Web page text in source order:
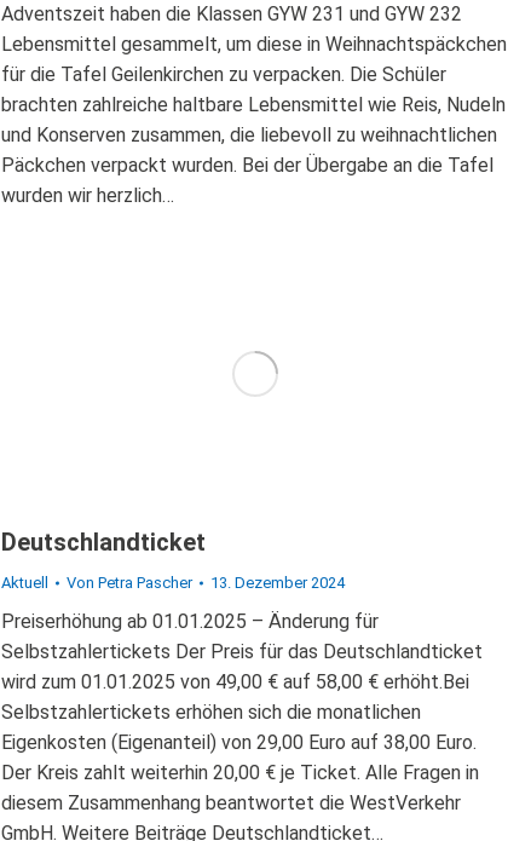
Adventszeit haben die Klassen GYW 231 und GYW 232
Lebensmittel gesammelt, um diese in Weihnachtspäckchen
für die Tafel Geilenkirchen zu verpacken. Die Schüler
brachten zahlreiche haltbare Lebensmittel wie Reis, Nudeln
und Konserven zusammen, die liebevoll zu weihnachtlichen
Päckchen verpackt wurden. Bei der Übergabe an die Tafel
wurden wir herzlich…
Deutschlandticket
Aktuell Von Petra Pascher 13. Dezember 2024
Preiserhöhung ab 01.01.2025 – Änderung für
Selbstzahlertickets Der Preis für das Deutschlandticket
wird zum 01.01.2025 von 49,00 € auf 58,00 € erhöht.Bei
Selbstzahlertickets erhöhen sich die monatlichen
Eigenkosten (Eigenanteil) von 29,00 Euro auf 38,00 Euro.
Der Kreis zahlt weiterhin 20,00 € je Ticket. Alle Fragen in
diesem Zusammenhang beantwortet die WestVerkehr
GmbH. Weitere Beiträge Deutschlandticket…